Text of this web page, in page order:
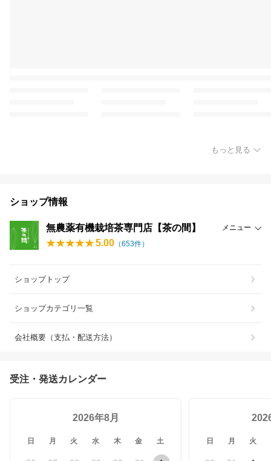
もっと見る
ショップ情報
無農薬有機栽培茶専門店【茶の間】 メニュー
5.00 （653件）
ショップトップ
ショップカテゴリ一覧
会社概要（支払・配送方法）
受注・発送カレンダー
2026年8月
日 月 火 水 木 金 土 日 月 火